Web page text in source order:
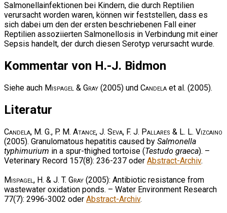
Salmonellainfektionen bei Kindern, die durch Reptilien
verursacht worden waren, können wir feststellen, dass es
sich dabei um den der ersten beschriebenen Fall einer
Reptilien assoziierten Salmonellosis in Verbindung mit einer
Sepsis handelt, der durch diesen Serotyp verursacht wurde.
Kommentar von H.-J. Bidmon
Siehe auch Mispagel & Gray (2005) und Candela et al. (2005).
Literatur
Candela, M. G., P. M. Atance, J. Seva, F. J. Pallares & L. L. Vizcaino
(2005). Granulomatous hepatitis caused by Salmonella
typhimurium in a spur-thighed tortoise (Testudo graeca). –
Veterinary Record 157(8): 236-237 oder Abstract-Archiv.
Mispagel, H. & J. T. Gray (2005): Antibiotic resistance from
wastewater oxidation ponds. – Water Environment Research
77(7): 2996-3002 oder Abstract-Archiv.